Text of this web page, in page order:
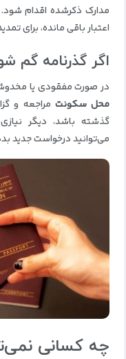
اعتبار باقی مانده، برای
اگر گذرنامه گم
در صورت مفقودی یا مخدوش
محل سکونت مراجعه و
گذشته باشد، دیگر
می‌توانید درخواست جدید
چه کسانی